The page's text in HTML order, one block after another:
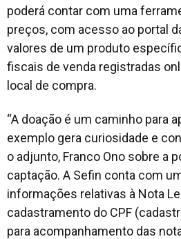
poderá contar com uma
preços, com acesso ao portal
valores de um produto
fiscais de venda registradas
local de compra.
“A doação é um caminho para
exemplo gera curiosidade e
o adjunto, Franco Ono sobre a
captação. A Sefin conta com
informações relativas à Nota
cadastramento do CPF
para acompanhamento das